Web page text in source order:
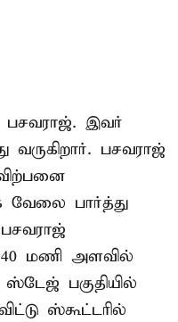
பசவராஜ். இவர்
வருகிறார். பசவராஜ்
வேலை பார்த்து
மணி அளவில்
பகுதியில்
ஸ்கூட்டரில்